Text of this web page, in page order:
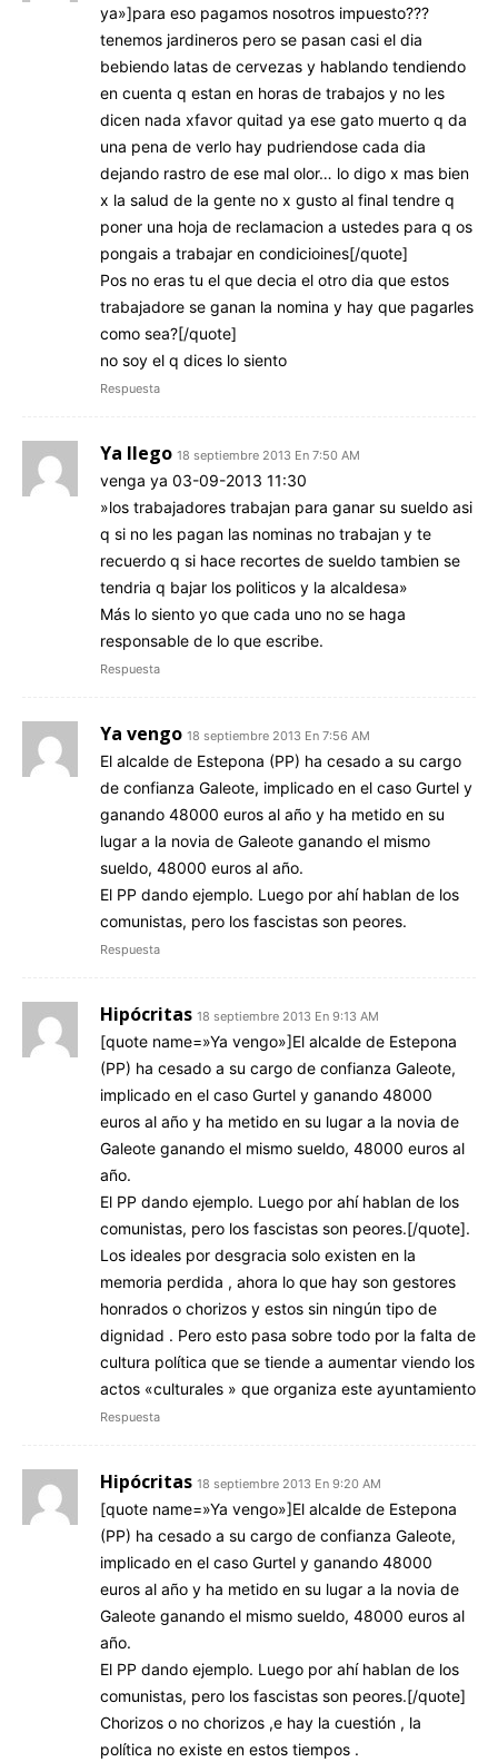
ya»]para eso pagamos nosotros impuesto???
tenemos jardineros pero se pasan casi el dia
bebiendo latas de cervezas y hablando tendiendo
en cuenta q estan en horas de trabajos y no les
dicen nada xfavor quitad ya ese gato muerto q da
una pena de verlo hay pudriendose cada dia
dejando rastro de ese mal olor… lo digo x mas bien
x la salud de la gente no x gusto al final tendre q
poner una hoja de reclamacion a ustedes para q os
pongais a trabajar en condicioines[/quote]
Pos no eras tu el que decia el otro dia que estos
trabajadore se ganan la nomina y hay que pagarles
como sea?[/quote]
no soy el q dices lo siento
Respuesta
Ya llego 18 septiembre 2013 En 7:50 AM
venga ya 03-09-2013 11:30
»los trabajadores trabajan para ganar su sueldo asi
q si no les pagan las nominas no trabajan y te
recuerdo q si hace recortes de sueldo tambien se
tendria q bajar los politicos y la alcaldesa»
Más lo siento yo que cada uno no se haga
responsable de lo que escribe.
Respuesta
Ya vengo 18 septiembre 2013 En 7:56 AM
El alcalde de Estepona (PP) ha cesado a su cargo
de confianza Galeote, implicado en el caso Gurtel y
ganando 48000 euros al año y ha metido en su
lugar a la novia de Galeote ganando el mismo
sueldo, 48000 euros al año.
El PP dando ejemplo. Luego por ahí hablan de los
comunistas, pero los fascistas son peores.
Respuesta
Hipócritas 18 septiembre 2013 En 9:13 AM
[quote name=»Ya vengo»]El alcalde de Estepona
(PP) ha cesado a su cargo de confianza Galeote,
implicado en el caso Gurtel y ganando 48000
euros al año y ha metido en su lugar a la novia de
Galeote ganando el mismo sueldo, 48000 euros al
año.
El PP dando ejemplo. Luego por ahí hablan de los
comunistas, pero los fascistas son peores.[/quote].
Los ideales por desgracia solo existen en la
memoria perdida , ahora lo que hay son gestores
honrados o chorizos y estos sin ningún tipo de
dignidad . Pero esto pasa sobre todo por la falta de
cultura política que se tiende a aumentar viendo los
actos «culturales » que organiza este ayuntamiento
Respuesta
Hipócritas 18 septiembre 2013 En 9:20 AM
[quote name=»Ya vengo»]El alcalde de Estepona
(PP) ha cesado a su cargo de confianza Galeote,
implicado en el caso Gurtel y ganando 48000
euros al año y ha metido en su lugar a la novia de
Galeote ganando el mismo sueldo, 48000 euros al
año.
El PP dando ejemplo. Luego por ahí hablan de los
comunistas, pero los fascistas son peores.[/quote]
Chorizos o no chorizos ,e hay la cuestión , la
política no existe en estos tiempos .